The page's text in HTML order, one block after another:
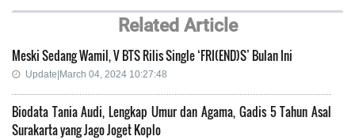
Related Article
Meski Sedang Wamil, V BTS Rilis Single ‘FRI(END)S’ Bulan Ini
Update|March 04, 2024 10:27:48
Biodata Tania Audi, Lengkap Umur dan Agama, Gadis 5 Tahun Asal
Surakarta yang Jago Joget Koplo